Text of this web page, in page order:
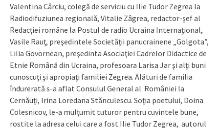
Valentina Cârciu, colegă de serviciu cu Ilie Tudor Zegrea la
Radiodifuziunea regională, Vitalie Zâgrea, redactor-şef al
Redacţiei române la Postul de radio Ucraina Internaţional,
Vasile Rauţ, preşedintele Societăţii panucrainene „Golgota”,
Lilia Govornean, preşedinta Asociaţiei Cadrelor Didactice de
Etnie Română din Ucraina, profesoara Larisa Jar şi alţi buni
cunoscuţi şi apropiaţi familiei Zegrea. Alături de familia
îndurerată s-a aflat Consulul General al României la
Cernăuţi, Irina Loredana Stănculescu. Soţia poetului, Doina
Colesnicov, le-a mulţumit tuturor pentru cuvintele bune,
rostite la adresa celui care a fost Ilie Tudor Zegrea, autorul